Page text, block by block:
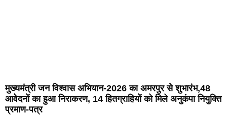
मुख्यमंत्री जन विश्वास अभियान-2026 का अमरपुर से शुभारंभ,48
आवेदनों का हुआ निराकरण, 14 हितग्राहियों को मिले अनुकंपा नियुक्ति
प्रमाण-पत्र